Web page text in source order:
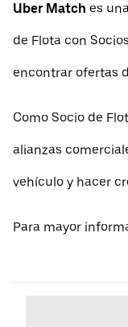
Uber Match es
de Flota con
encontrar ofertas
Como Socio de
alianzas
vehículo y hacer
Para mayor